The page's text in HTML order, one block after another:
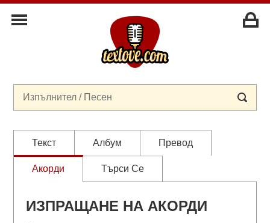
Текст Албум Превод
Акорди Търси Се
ИЗПРАЩАНЕ НА АКОРДИ